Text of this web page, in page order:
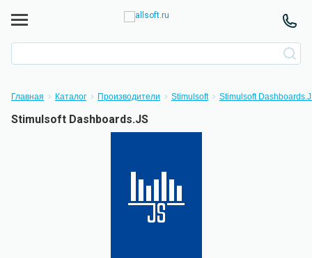
Главная Каталог Производители Stimulsoft Stimulsoft
Stimulsoft Dashboards.JS